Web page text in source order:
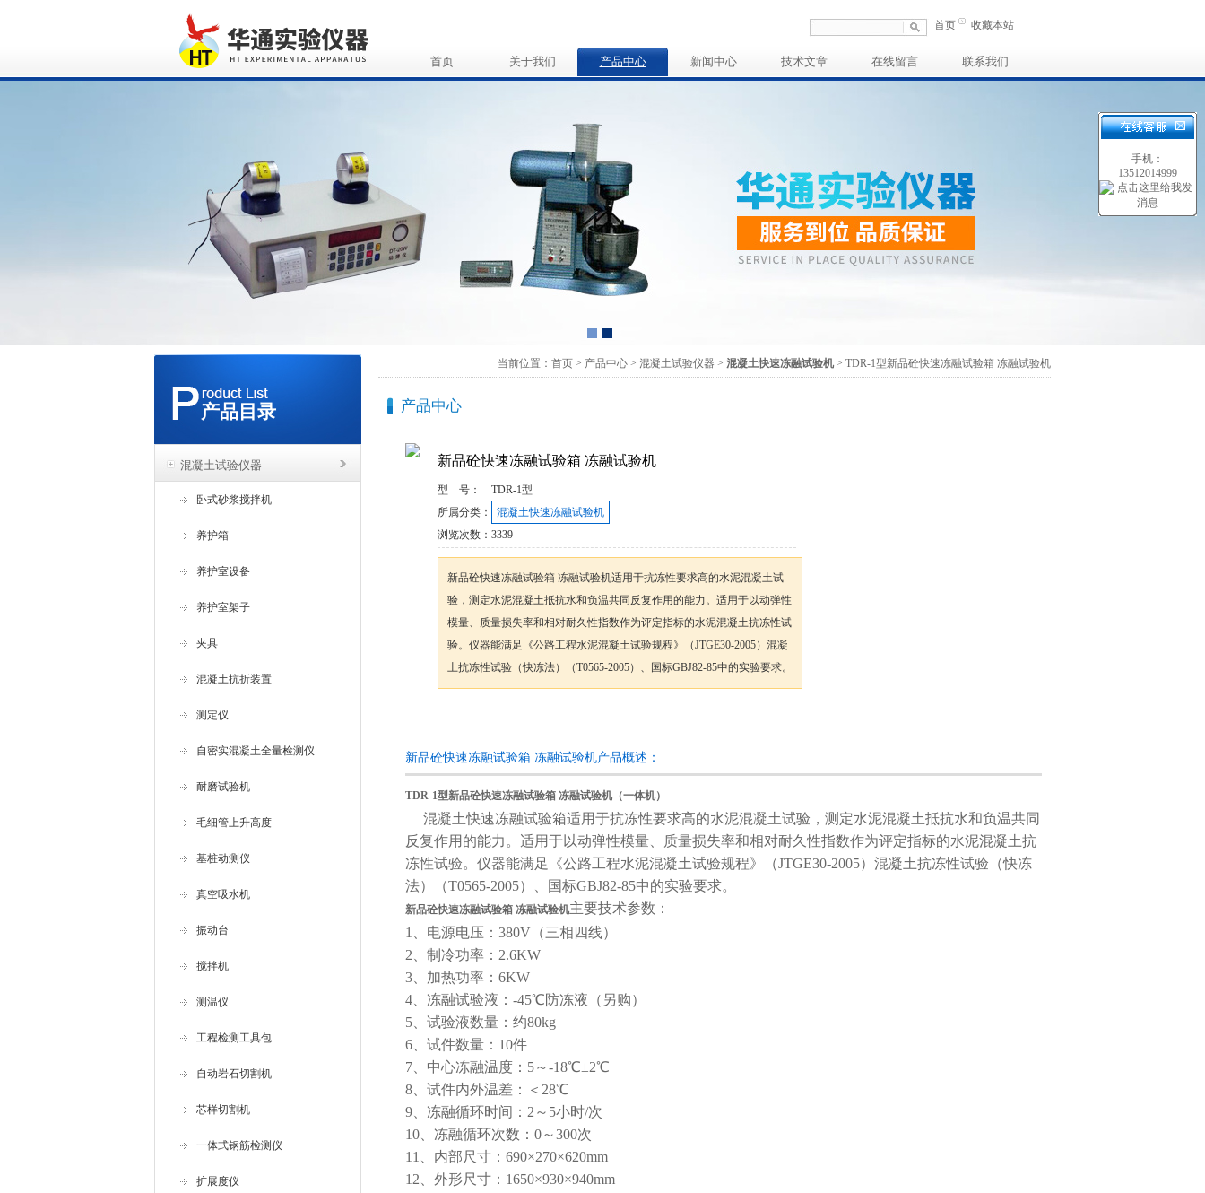
首页 收藏本站
首页 关于我们 产品中心 新闻中心 技术文章 在线留言 联系我们
产品目录
混凝土试验仪器
卧式砂浆搅拌机
养护箱
养护室设备
养护室架子
夹具
混凝土抗折装置
测定仪
自密实混凝土全量检测仪
耐磨试验机
毛细管上升高度
基桩动测仪
真空吸水机
振动台
搅拌机
测温仪
工程检测工具包
自动岩石切割机
芯样切割机
一体式钢筋检测仪
扩展度仪
当前位置： 首页 > 产品中心 > 混凝土试验仪器 > 混凝土快速冻融试验机 > TDR-1型新品砼快速冻融试验箱 冻融试验机
产品中心
新品砼快速冻融试验箱 冻融试验机
型 号：
TDR-1型
所属分类：
混凝土快速冻融试验机
浏览次数： 3339
新品砼快速冻融试验箱 冻融试验机适用于抗冻性要求高的水泥混凝土试
验，测定水泥混凝土抵抗水和负温共同反复作用的能力。适用于以动弹性
模量、质量损失率和相对耐久性指数作为评定指标的水泥混凝土抗冻性试
验。仪器能满足《公路工程水泥混凝土试验规程》（JTGE30-2005）混凝
土抗冻性试验（快冻法）（T0565-2005）、国标GBJ82-85中的实验要求。
新品砼快速冻融试验箱 冻融试验机产品概述：
TDR-1型新品砼快速冻融试验箱 冻融试验机 （一体机）
混凝土快速冻融试验箱适用于抗冻性要求高的水泥混凝土试验，测定水泥混凝土抵抗水和负温共同
反复作用的能力。适用于以动弹性模量、质量损失率和相对耐久性指数作为评定指标的水泥混凝土抗
冻性试验。仪器能满足《公路工程水泥混凝土试验规程》（JTGE30-2005）混凝土抗冻性试验（快冻
法）（T0565-2005）、国标GBJ82-85中的实验要求。
新品砼快速冻融试验箱 冻融试验机主要技术参数：
1、电源电压：380V（三相四线）
2、制冷功率：2.6KW
3、加热功率：6KW
4、冻融试验液：-45℃防冻液（另购）
5、试验液数量：约80kg
6、试件数量：10件
7、中心冻融温度：5～-18℃±2℃
8、试件内外温差：＜28℃
9、冻融循环时间：2～5小时/次
10、冻融循环次数：0～300次
11、内部尺寸：690×270×620mm
12、外形尺寸：1650×930×940mm
手机：
13512014999